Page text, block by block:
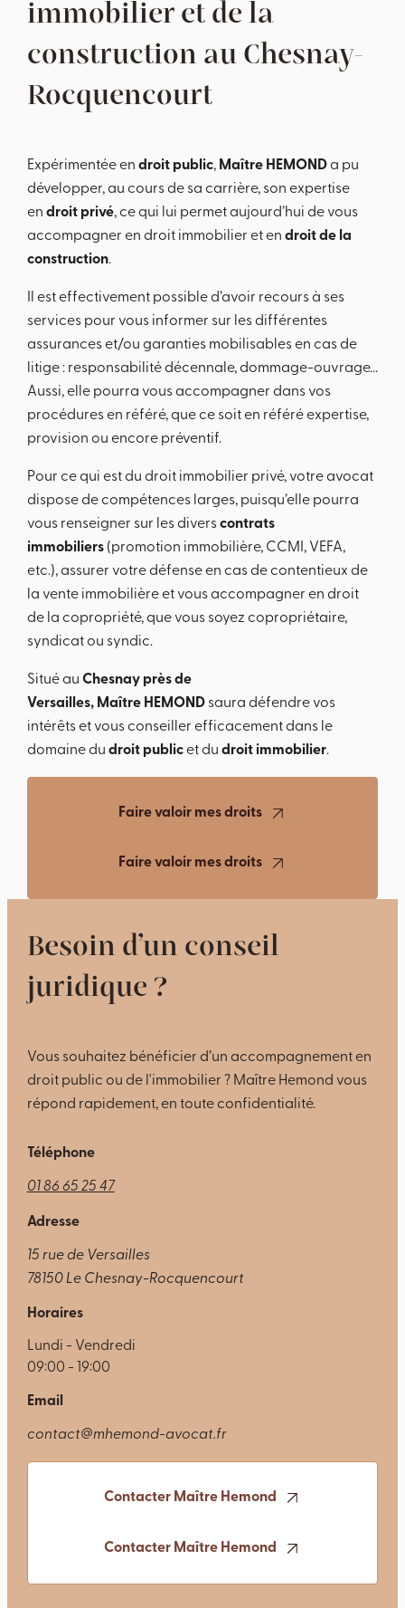
immobilier et de la
construction au Chesnay-
Rocquencourt
Expérimentée en droit public, Maître HEMONDa pu
développer, au cours de sa carrière, son expertise
en droit privé, ce qui lui permet aujourd’hui de vous
accompagner en droit immobilier et en droit de la
construction.
Il est effectivement possible d’avoir recours à ses
services pour vous informer sur les différentes
assurances et/ou garanties mobilisables en cas de
litige : responsabilité décennale, dommage-ouvrage...
Aussi, elle pourra vous accompagner dans vos
procédures en référé, que ce soit en référé expertise,
provision ou encore préventif.
Pour ce qui est du droit immobilier privé, votre avocat
dispose de compétences larges, puisqu’elle pourra
vous renseigner sur les diverscontrats
immobiliers(promotion immobilière, CCMI, VEFA,
etc.), assurer votre défense en cas de contentieux de
la vente immobilière et vous accompagner en droit
de la copropriété, que vous soyez copropriétaire,
syndicat ou syndic.
Situé au Chesnay près de
Versailles, Maître HEMONDsaura défendre vos
intérêts et vous conseiller efficacement dans le
domaine du droit publicet du droit immobilier.
Faire valoir mes droits
Faire valoir mes droits
Besoin d’un conseil
juridique ?
Vous souhaitez bénéficier d’un accompagnement en
droit public ou de l'immobilier ? Maître Hemond vous
répond rapidement, en toute confidentialité.
Téléphone
01 86 65 25 47
Adresse
15 rue de Versailles
78150 Le Chesnay-Rocquencourt
Horaires
Lundi - Vendredi
09:00 - 19:00
Email
contact@mhemond-avocat.fr
Contacter Maître Hemond
Contacter Maître Hemond